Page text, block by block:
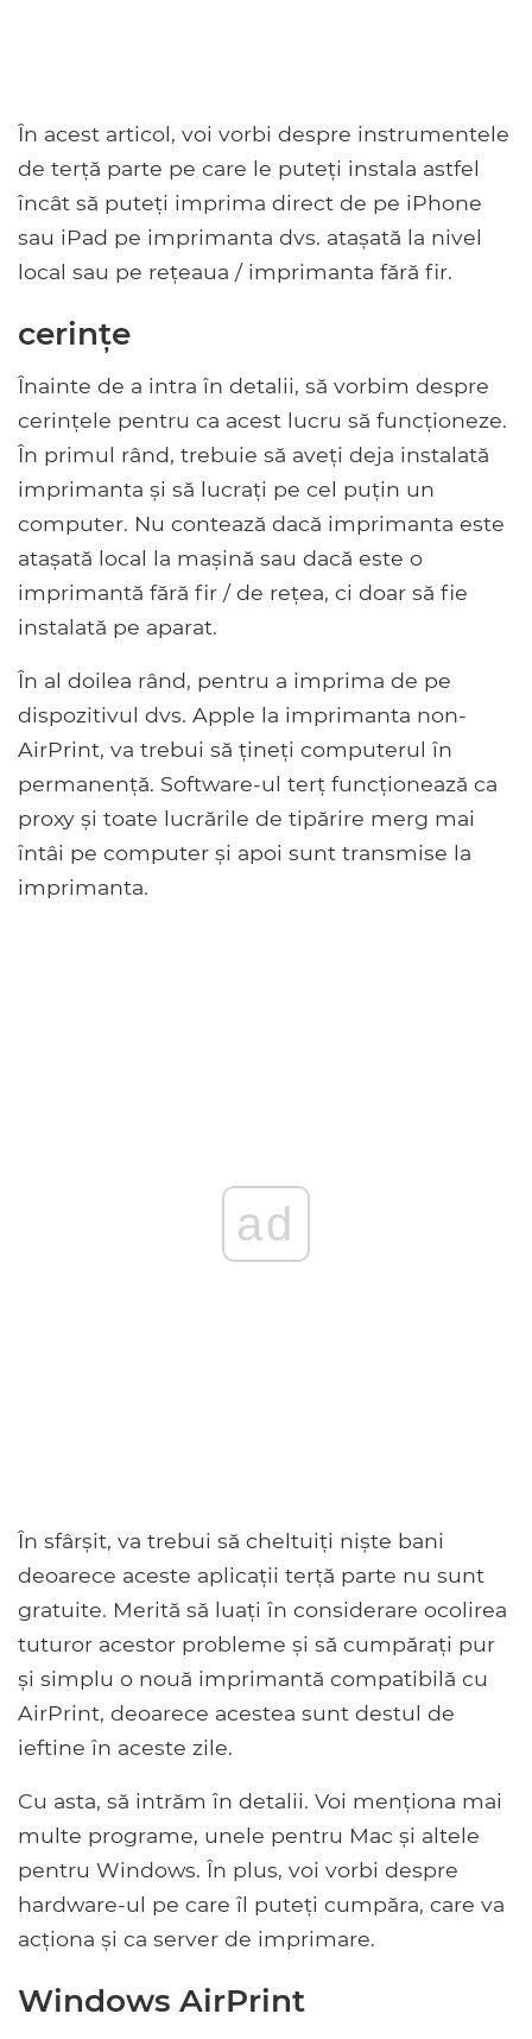
În acest articol, voi vorbi despre instrumentele
de terță parte pe care le puteți instala astfel
încât să puteți imprima direct de pe iPhone
sau iPad pe imprimanta dvs. atașată la nivel
local sau pe rețeaua / imprimanta fără fir.
cerinţe
Înainte de a intra în detalii, să vorbim despre
cerințele pentru ca acest lucru să funcționeze.
În primul rând, trebuie să aveți deja instalată
imprimanta și să lucrați pe cel puțin un
computer. Nu contează dacă imprimanta este
atașată local la mașină sau dacă este o
imprimantă fără fir / de rețea, ci doar să fie
instalată pe aparat.
În al doilea rând, pentru a imprima de pe
dispozitivul dvs. Apple la imprimanta non-
AirPrint, va trebui să țineți computerul în
permanență. Software-ul terț funcționează ca
proxy și toate lucrările de tipărire merg mai
întâi pe computer și apoi sunt transmise la
imprimanta.
ad
În sfârșit, va trebui să cheltuiți niște bani
deoarece aceste aplicații terță parte nu sunt
gratuite. Merită să luați în considerare ocolirea
tuturor acestor probleme și să cumpărați pur
și simplu o nouă imprimantă compatibilă cu
AirPrint, deoarece acestea sunt destul de
ieftine în aceste zile.
Cu asta, să intrăm în detalii. Voi menționa mai
multe programe, unele pentru Mac și altele
pentru Windows. În plus, voi vorbi despre
hardware-ul pe care îl puteți cumpăra, care va
acționa și ca server de imprimare.
Windows AirPrint